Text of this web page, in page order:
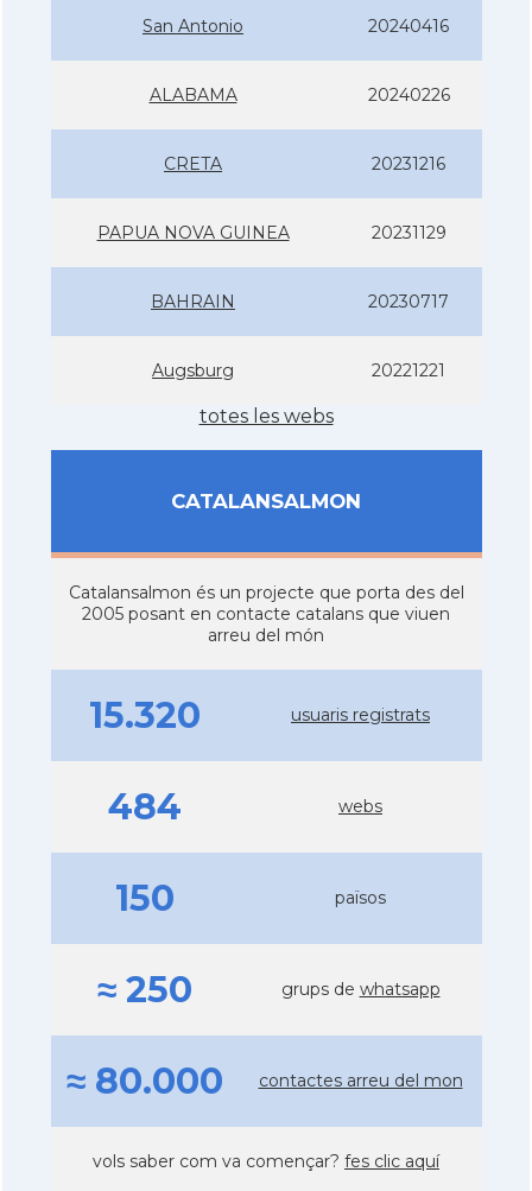
San Antonio 20240416
ALABAMA 20240226
CRETA 20231216
PAPUA NOVA GUINEA 20231129
BAHRAIN 20230717
Augsburg 20221221
totes les webs
CATALANSALMON
Catalansalmon és un projecte que porta des del
2005 posant en contacte catalans que viuen
arreu del món
15.320 usuaris registrats
484 webs
150 països
≈ 250 grups de whatsapp
≈ 80.000 contactes arreu del mon
vols saber com va començar? fes clic aquí